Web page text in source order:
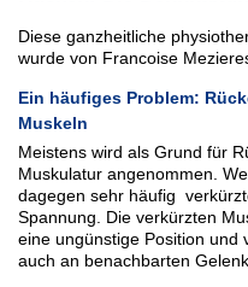
Diese ganzheitliche
wurde von Francoise
Ein häufiges Problem:
Muskeln
Meistens wird als Grund für
Muskulatur angenommen.
dagegen sehr häufig
Spannung. Die verkürzten
eine ungünstige Position und
auch an benachbarten